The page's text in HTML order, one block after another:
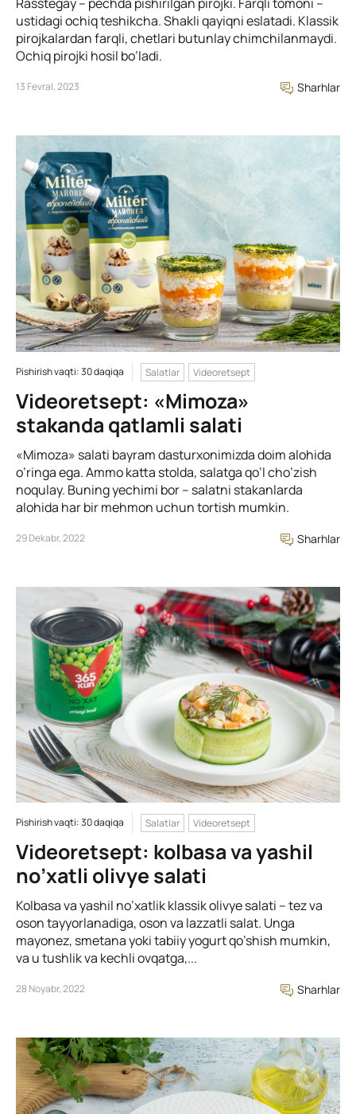
ustidagi ochiq teshikcha. Shakli qayiqni eslatadi. Klassik
pirojkalardan farqli, chetlari butunlay chimchilanmaydi.
Ochiq pirojki hosil bo’ladi.
13 Fevral, 2023 Sharhlar
Pishirish vaqti: 30 daqiqa Salatlar Videoretsept
Videoretsept: «Mimoza»
stakanda qatlamli salati
«Mimoza» salati bayram dasturxonimizda doim alohida
o’ringa ega. Ammo katta stolda, salatga qo’l cho’zish
noqulay. Buning yechimi bor – salatni stakanlarda
alohida har bir mehmon uchun tortish mumkin.
29 Dekabr, 2022 Sharhlar
Pishirish vaqti: 30 daqiqa Salatlar Videoretsept
Videoretsept: kolbasa va yashil
no’xatli olivye salati
Kolbasa va yashil no’xatlik klassik olivye salati – tez va
oson tayyorlanadiga, oson va lazzatli salat. Unga
mayonez, smetana yoki tabiiy yogurt qo’shish mumkin,
va u tushlik va kechli ovqatga,...
28 Noyabr, 2022 Sharhlar